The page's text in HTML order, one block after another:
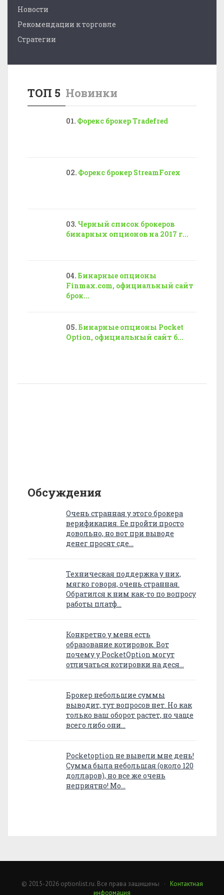
Новости
Рекомендации к торговле
Стратегии
ТОП 5 Новинки
Форекс брокер Tradefred
Форекс брокер StreamForex
Черный список брокеров
бинарных опционов на 2017 г...
Бинарные опционы
Finmax.com, официальный сайт
брок...
Бинарные опционы Pocket
Option, официальный сайт б...
Обсуждения
Очень странная у этого брокера
верификация. Ее пройти просто
довольно, но вот при выводе
денег просят сде…
Техническая поддержка у них,
мягко говоря, очень странная.
Обратился к ним как-то по вопросу
работы платф…
Конкретно у меня есть
образование котировок. Вот
почему у PocketOption могут
отличаться котировки на деся…
Брокер небольшие суммы
выводит, тут вопросов нет. Но как
только ваш оборот растет, но чаще
всего либо они…
Pocketoption не вывели мне день!
Сумма была небольшая (около 120
долларов), но все же очень
неприятно! Мо…
© 2015-2026 optionlist.ru. Все права защищены · Контактная
информация